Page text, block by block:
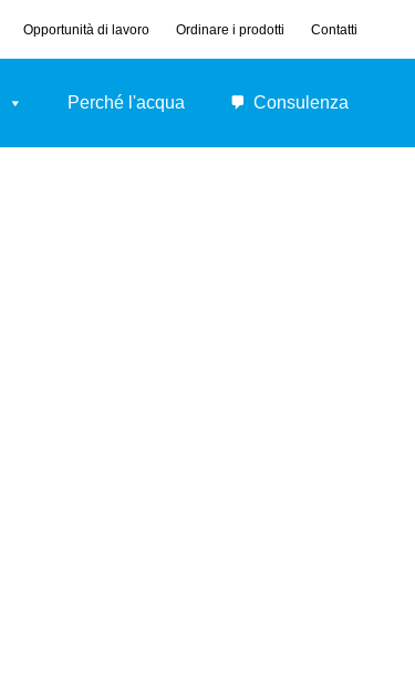
Opportunità di lavoro Ordinare i prodotti Contatti
Perché l'acqua Consulenza